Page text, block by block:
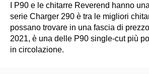
I P90 e le chitarre Reverend hanno
serie Charger 290 è tra le migliori
possano trovare in una fascia di
2021, è una delle P90 single-cut più
in circolazione.